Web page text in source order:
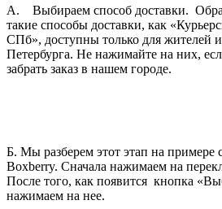
А. Выбираем способ доставки.
такие способы доставки, как
СПб», доступны только для жителей
Петербурга. Не нажимайте на них,
забрать заказ в нашем городе.
Б. Мы разберем этот этап на примере
Boxberry. Сначала нажимаем на
После того, как появится кнопка
нажимаем на нее.